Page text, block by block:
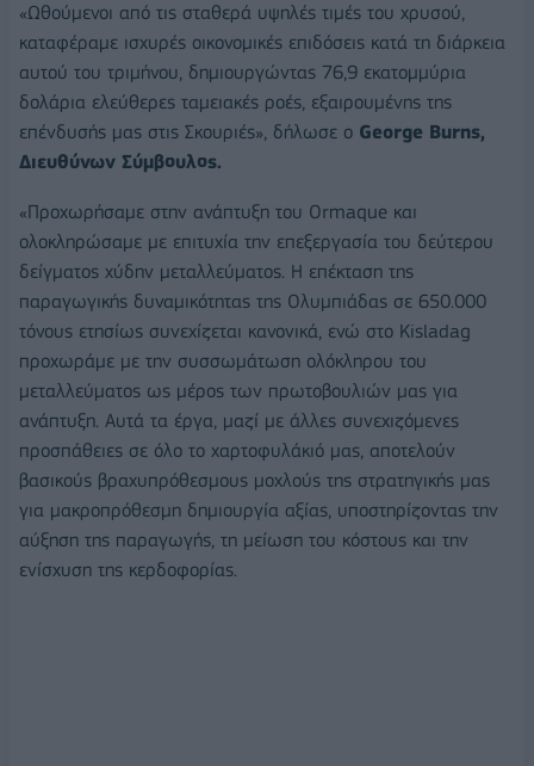
«Ωθούμενοι από τις σταθερά υψηλές τιμές του χρυσού,
καταφέραμε ισχυρές οικονομικές επιδόσεις κατά τη διάρκεια
αυτού του τριμήνου, δημιουργώντας 76,9 εκατομμύρια
δολάρια ελεύθερες ταμειακές ροές, εξαιρουμένης της
επένδυσής μας στις Σκουριές», δήλωσε ο George Burns,
Διευθύνων Σύμβουλος.
«Προχωρήσαμε στην ανάπτυξη του Ormaque και
ολοκληρώσαμε με επιτυχία την επεξεργασία του δεύτερου
δείγματος χύδην μεταλλεύματος. Η επέκταση της
παραγωγικής δυναμικότητας της Ολυμπιάδας σε 650.000
τόνους ετησίως συνεχίζεται κανονικά, ενώ στο Kisladag
προχωράμε με την συσσωμάτωση ολόκληρου του
μεταλλεύματος ως μέρος των πρωτοβουλιών μας για
ανάπτυξη. Αυτά τα έργα, μαζί με άλλες συνεχιζόμενες
προσπάθειες σε όλο το χαρτοφυλάκιό μας, αποτελούν
βασικούς βραχυπρόθεσμους μοχλούς της στρατηγικής μας
για μακροπρόθεσμη δημιουργία αξίας, υποστηρίζοντας την
αύξηση της παραγωγής, τη μείωση του κόστους και την
ενίσχυση της κερδοφορίας.